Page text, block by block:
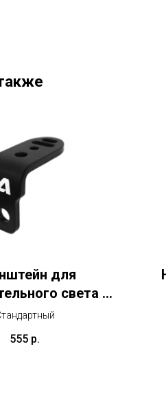
для
света и
555 р.